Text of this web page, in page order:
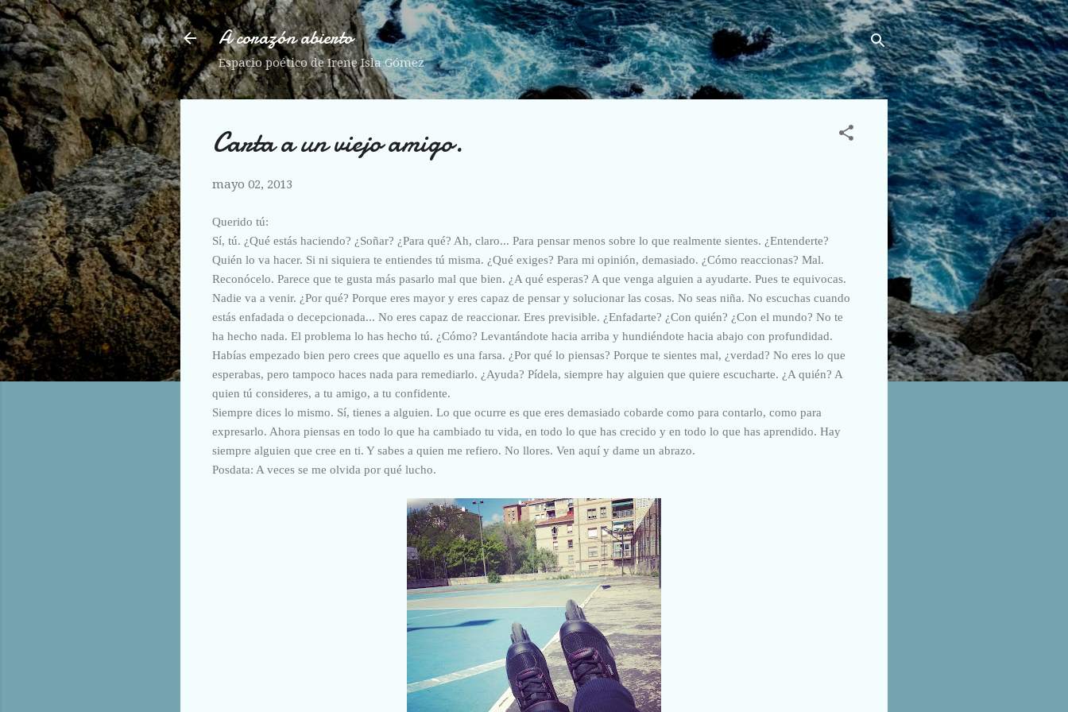
Ir al contenido principal
A corazón abierto
Espacio poético de Irene Isla Gómez
Carta a un viejo amigo.
mayo 02, 2013
Querido tú:
Sí, tú. ¿Qué estás haciendo? ¿Soñar? ¿Para qué? Ah, claro... Para pensar menos sobre lo que realmente sientes. ¿Entenderte?
Quién lo va hacer. Si ni siquiera te entiendes tú misma. ¿Qué exiges? Para mi opinión, demasiado. ¿Cómo reaccionas? Mal.
Reconócelo. Parece que te gusta más pasarlo mal que bien. ¿A qué esperas? A que venga alguien a ayudarte. Pues te equivocas.
Nadie va a venir. ¿Por qué? Porque eres mayor y eres capaz de pensar y solucionar las cosas. No seas niña. No escuchas cuando
estás enfadada o decepcionada... No eres capaz de reaccionar. Eres previsible. ¿Enfadarte? ¿Con quién? ¿Con el mundo? No te
ha hecho nada. El problema lo has hecho tú. ¿Cómo? Levantándote hacia arriba y hundiéndote hacia abajo con profundidad.
Habías empezado bien pero crees que aquello es una farsa. ¿Por qué lo piensas? Porque te sientes mal, ¿verdad? No eres lo que
esperabas, pero tampoco haces nada para remediarlo. ¿Ayuda? Pídela, siempre hay alguien que quiere escucharte. ¿A quién? A
quien tú consideres, a tu amigo, a tu confidente.
Siempre dices lo mismo. Sí, tienes a alguien. Lo que ocurre es que eres demasiado cobarde como para contarlo, como para
expresarlo. Ahora piensas en todo lo que ha cambiado tu vida, en todo lo que has crecido y en todo lo que has aprendido. Hay
siempre alguien que cree en ti. Y sabes a quien me refiero. No llores. Ven aquí y dame un abrazo.
Posdata: A veces se me olvida por qué lucho.